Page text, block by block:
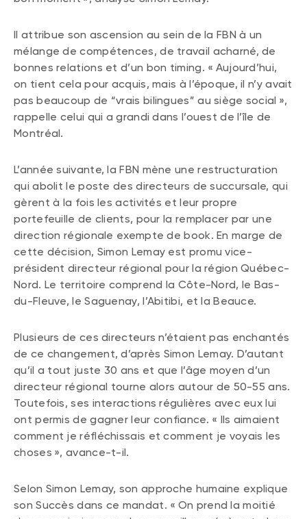
Il attribue son ascension au sein de la FBN à un
mélange de compétences, de travail acharné, de
bonnes relations et d’un bon timing. « Aujourd’hui,
on tient cela pour acquis, mais à l’époque, il n’y avait
pas beaucoup de “vrais bilingues” au siège social »,
rappelle celui qui a grandi dans l’ouest de l’île de
Montréal.
L’année suivante, la FBN mène une restructuration
qui abolit le poste des directeurs de succursale, qui
gèrent à la fois les activités et leur propre
portefeuille de clients, pour la remplacer par une
direction régionale exempte de book. En marge de
cette décision, Simon Lemay est promu vice-
président directeur régional pour la région Québec-
Nord. Le territoire comprend la Côte-Nord, le Bas-
du-Fleuve, le Saguenay, l’Abitibi, et la Beauce.
Plusieurs de ces directeurs n’étaient pas enchantés
de ce changement, d’après Simon Lemay. D’autant
qu’il a tout juste 30 ans et que l’âge moyen d’un
directeur régional tourne alors autour de 50-55 ans.
Toutefois, ses interactions régulières avec eux lui
ont permis de gagner leur confiance. « Ils aimaient
comment je réfléchissais et comment je voyais les
choses », avance-t-il.
Selon Simon Lemay, son approche humaine explique
son Succès dans ce mandat. « On prend la moitié